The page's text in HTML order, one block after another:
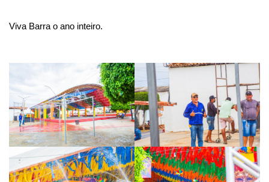
Viva Barra o ano inteiro.